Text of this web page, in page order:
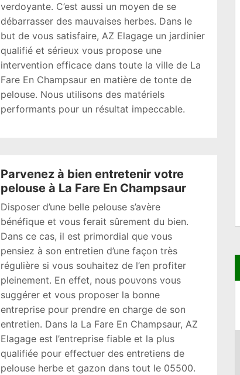
verdoyante. C’est aussi un moyen de se
débarrasser des mauvaises herbes. Dans le
but de vous satisfaire, AZ Elagage un jardinier
qualifié et sérieux vous propose une
intervention efficace dans toute la ville de La
Fare En Champsaur en matière de tonte de
pelouse. Nous utilisons des matériels
performants pour un résultat impeccable.
Parvenez à bien entretenir votre
pelouse à La Fare En Champsaur
Disposer d’une belle pelouse s’avère
bénéfique et vous ferait sûrement du bien.
Dans ce cas, il est primordial que vous
pensiez à son entretien d’une façon très
régulière si vous souhaitez de l’en profiter
pleinement. En effet, nous pouvons vous
suggérer et vous proposer la bonne
entreprise pour prendre en charge de son
entretien. Dans la La Fare En Champsaur, AZ
Elagage est l’entreprise fiable et la plus
qualifiée pour effectuer des entretiens de
pelouse herbe et gazon dans tout le 05500.